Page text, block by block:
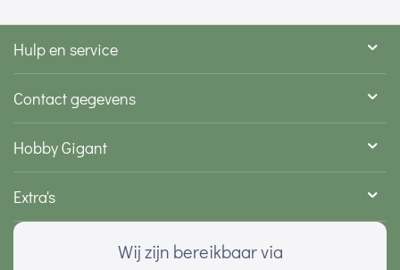
Hulp en service
Contact gegevens
Hobby Gigant
Extra's
Wij zijn bereikbaar via